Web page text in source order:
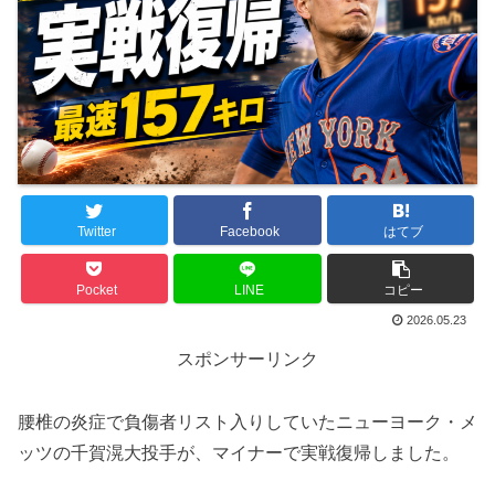
Twitter Facebook はてブ
Pocket LINE コピー
2026.05.23
スポンサーリンク
腰椎の炎症で負傷者リスト入りしていたニューヨーク・メ
ッツの千賀滉大投手が、マイナーで実戦復帰しました。